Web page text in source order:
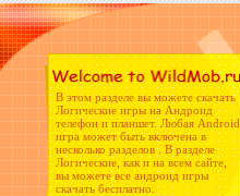
В этом разделе вы можете скачать
Логические игры на Андроид
телефон и планшет. Любая Android
игра может быть включена в
несколько разделов . В разделе
Логические, как и на всем сайте,
вы можете все андроид игры
скачать бесплатно.